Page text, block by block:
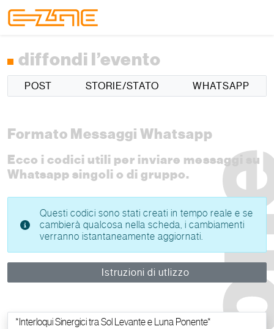
diffondi l’evento
POST STORIE/STATO WHATSAPP
Formato Messaggi Whatsapp
Ecco i codici utili per inviare messaggi su
Whatsapp singoli o di gruppo.
Questi codici sono stati creati in tempo reale e se
cambierà qualcosa nella scheda, i cambiamenti
verranno istantaneamente aggiornati.
Istruzioni di utlizzo